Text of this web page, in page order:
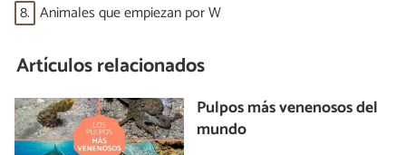
8. Animales que empiezan por W
Artículos relacionados
Pulpos más venenosos del
mundo